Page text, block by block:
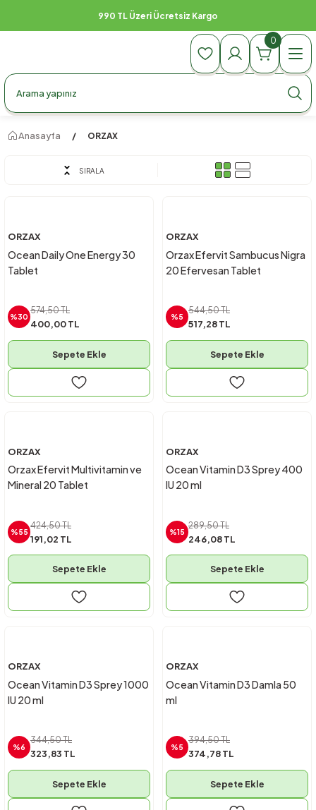
990 TL Üzeri Ücretsiz Kargo
0
Anasayfa ORZAX
SIRALA
ORZAX
Ocean Daily One Energy 30
Tablet
%30
574,50 TL
400,00 TL
Sepete Ekle
ORZAX
Orzax Efervit Sambucus Nigra
20 Efervesan Tablet
%5
544,50 TL
517,28 TL
Sepete Ekle
ORZAX
Orzax Efervit Multivitamin ve
Mineral 20 Tablet
%55
424,50 TL
191,02 TL
Sepete Ekle
ORZAX
Ocean Vitamin D3 Sprey 400
IU 20 ml
%15
289,50 TL
246,08 TL
Sepete Ekle
ORZAX
Ocean Vitamin D3 Sprey 1000
IU 20 ml
%6
344,50 TL
323,83 TL
Sepete Ekle
ORZAX
Ocean Vitamin D3 Damla 50
ml
%5
394,50 TL
374,78 TL
Sepete Ekle